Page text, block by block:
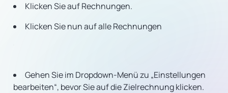
Klicken Sie auf Rechnungen.
Klicken Sie nun auf alle Rechnungen
Gehen Sie im Dropdown-Menü zu „Einstellungen
bearbeiten“, bevor Sie auf die Zielrechnung klicken.